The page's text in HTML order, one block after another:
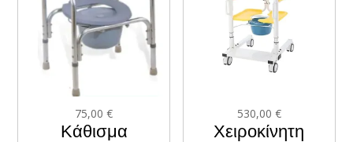
Κάθισμα
75,00€
Χειροκίνητη
530,00 €